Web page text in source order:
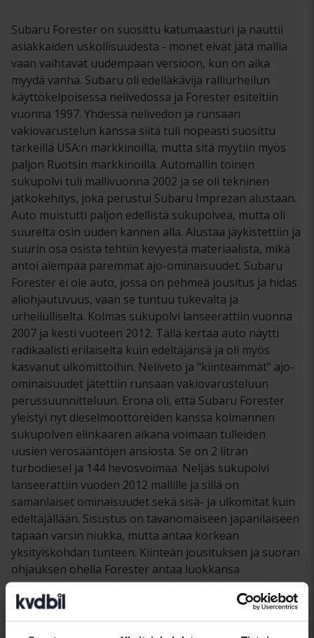
Subaru Forester on suosittu katumaasturi ja nauttii
asiakkaiden uskollisuudesta - monet eivät jätä mallia
vaan vaihtavat uudempaan versioon, kun on aika
myydä vanha. Subaru oli edelläkävijä ralliurheilun
käyttökelpoisessa nelivedossa ja Forester esiteltiin
vuonna 1997. Yhdessä nelivedon ja runsaan
vakiovarustelun kanssa siitä tuli nopeasti suosittu
tärkeillä USA:n markkinoilla, mutta sitä myytiin myös
paljon Ruotsin markkinoilla. Automallin toinen
sukupolvi tuli mallivuonna 2002 ja se oli tekninen
jatkokehitys, joka perustui Subaru Imprezan alustaan.
Auto muistutti paljon edellistä sukupolvea, mutta oli
suurelta osin uuden kannen alla. Alustaa jäykistettiin ja
suurin osa osista tehtiin kevyestä materiaalista, mikä
antoi aiempaa paremmat ajo-ominaisuudet. Subaru
Forester ei ole auto, jossa on pehmeä jousitus ja hidas
aliohjautuvuus, vaan se tuntuu tukevalta ja
urheilulliselta. Kolmas sukupolvi lanseerattiin vuonna
2007 ja kesti vuoteen 2012. Tällä kertaa auto näytti
radikaalisti erilaiselta kuin edeltäjänsä ja oli myös
kasvanut ulkomittoihin. Neliveto ja "kiinteämmät" ajo-
ominaisuudet jätettiin runsaan vakiovarusteluun
perussuunnitteluun. Erona oli, että Subaru Forester
yleistyi nyt dieselmoottoreiden kanssa kolmannen
sukupolven elinkaaren aikana voimaan tulleiden
uusien verosääntöjen ansiosta. Se on 2 litran
turbodiesel ja 144 hevosvoimaa. Neljäs sukupolvi
lanseerattiin vuoden 2012 mallille ja sillä on
samanlaiset ominaisuudet sekä sisä- ja ulkomitat kuin
edeltäjällään. Sisustus on tavanomaiseen japanilaiseen
tapaan varsin niukka, mutta antaa korkean
yksityiskohdan tunteen. Kiinteän jousituksen ja suoran
ohjauksen ohella Forester antaa luokkansa
urheilullisimman vaikutelman jopa tämän sukupolven
autoista. Tämä malli löytyy pääasiassa